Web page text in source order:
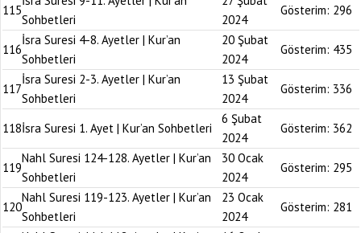
115
Sohbetleri
2024
Gösterim: 296
116
İsra Suresi 4-8. Ayetler | Kur’an
Sohbetleri
20 Şubat
2024
Gösterim: 435
117
İsra Suresi 2-3. Ayetler | Kur’an
Sohbetleri
13 Şubat
2024
Gösterim: 336
118İsra Suresi 1. Ayet | Kur’an Sohbetleri
6 Şubat
2024
Gösterim: 362
119
Nahl Suresi 124-128. Ayetler | Kur’an
Sohbetleri
30 Ocak
2024
Gösterim: 295
120
Nahl Suresi 119-123. Ayetler | Kur’an
Sohbetleri
23 Ocak
2024
Gösterim: 281